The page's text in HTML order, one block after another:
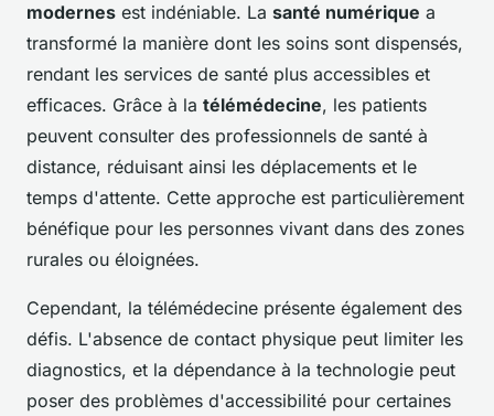
modernes est indéniable. La santé numérique a
transformé la manière dont les soins sont dispensés,
rendant les services de santé plus accessibles et
efficaces. Grâce à la télémédecine, les patients
peuvent consulter des professionnels de santé à
distance, réduisant ainsi les déplacements et le
temps d'attente. Cette approche est particulièrement
bénéfique pour les personnes vivant dans des zones
rurales ou éloignées.
Cependant, la télémédecine présente également des
défis. L'absence de contact physique peut limiter les
diagnostics, et la dépendance à la technologie peut
poser des problèmes d'accessibilité pour certaines